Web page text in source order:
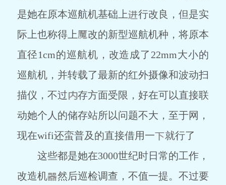
是她在原本巡航机基础上
行改良，但是实
际上也称得上
改的新型巡航机种，将原本
直径1cm的巡航机，改造成了22mm大小的
巡航机，并转载了最新的红外摄像和波动扫
描仪，不过
存方面受限，好在可以直接联
动她个人的储存站所以问题不大，至于网，
现在wifi还蛮普及的直接借用一
就行了
这些都是她在3000世纪时日常的工作，
改造机
然后巡检调查，不值一提。不过要